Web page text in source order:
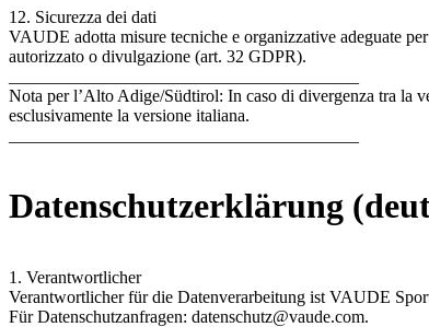
12. Sicurezza dei dati
VAUDE adotta misure tecniche e organizzative adeguate
autorizzato o divulgazione (art. 32 GDPR).
Nota per l’Alto Adige/Südtirol: In caso di divergenza tra la
esclusivamente la versione italiana.
Datenschutzerklärung
1. Verantwortlicher
Verantwortlicher für die Datenverarbeitung ist VAUDE
Für Datenschutzanfragen: datenschutz@vaude.com.